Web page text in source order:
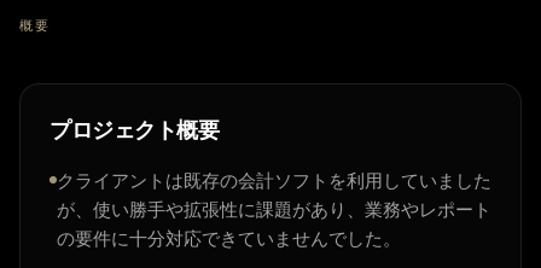
概要
プロジェクト概要
クライアントは既存の会計ソフトを利用していました
が、使い勝手や拡張性に課題があり、業務やレポート
の要件に十分対応できていませんでした。